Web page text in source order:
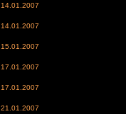
14.01.2007
14.01.2007
15.01.2007
17.01.2007
17.01.2007
21.01.2007